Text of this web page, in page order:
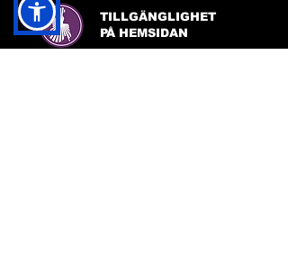
TILLGÄNGLIGHET
PÅ HEMSIDAN